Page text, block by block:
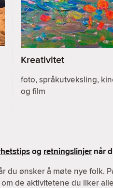
Kreativitet
foto, språkutveksling,
og film
og retningslinjer når
du ønsker å møte nye folk.
de aktivitetene du liker